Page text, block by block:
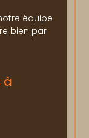
équipe
bien par
à